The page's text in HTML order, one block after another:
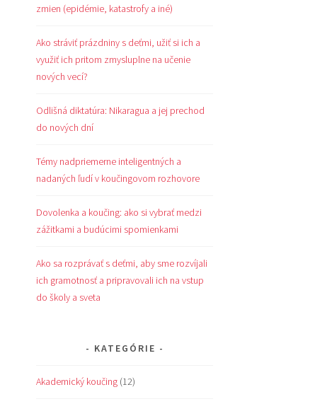
zmien (epidémie, katastrofy a iné)
Ako stráviť prázdniny s deťmi, užiť si ich a
využiť ich pritom zmysluplne na učenie
nových vecí?
Odlišná diktatúra: Nikaragua a jej prechod
do nových dní
Témy nadpriemerne inteligentných a
nadaných ľudí v koučingovom rozhovore
Dovolenka a koučing: ako si vybrať medzi
zážitkami a budúcimi spomienkami
Ako sa rozprávať s deťmi, aby sme rozvíjali
ich gramotnosť a pripravovali ich na vstup
do školy a sveta
KATEGÓRIE
Akademický koučing (12)